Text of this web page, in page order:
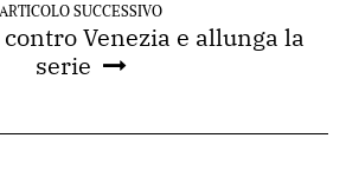
ARTICOLO SUCCESSIVO
Venezia e allunga la
serie